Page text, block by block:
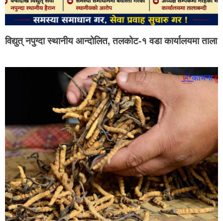
विद्युत् नपुग्दा स्थानीय आन्दोलित, तलकोट-१ वडा कार्यालयमा ताला